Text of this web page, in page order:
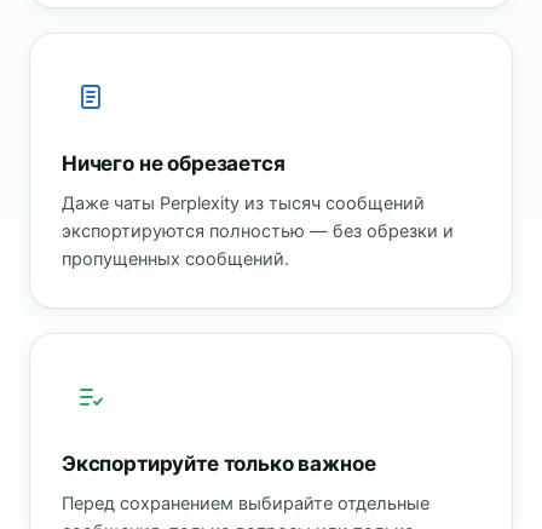
Ничего не обрезается
Даже чаты Perplexity из тысяч сообщений
экспортируются полностью — без обрезки и
пропущенных сообщений.
Экспортируйте только важное
Перед сохранением выбирайте отдельные